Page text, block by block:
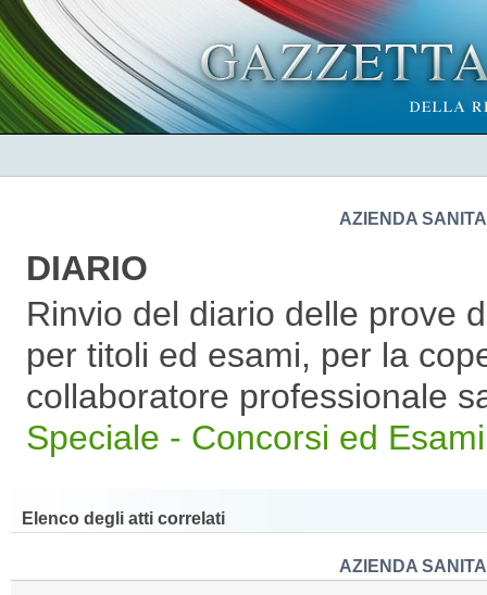
AZIENDA
DIARIO
Rinvio del diario delle prove
per titoli ed esami, per la
collaboratore professionale
Speciale - Concorsi ed
Elenco degli atti correlati
AZIENDA